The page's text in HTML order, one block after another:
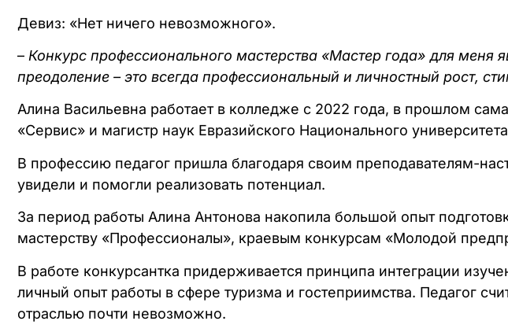
Девиз: «Нет ничего невозможного».
– Конкурс профессионального мастерства «Мастер года» для меня
преодоление – это всегда профессиональный и личностный рост,
Алина Васильевна работает в колледже с 2022 года, в прошлом
«Сервис» и магистр наук Евразийского Национального
В профессию педагог пришла благодаря своим преподавателям-
увидели и помогли реализовать потенциал.
За период работы Алина Антонова накопила большой опыт
мастерству «Профессионалы», краевым конкурсам «Молодой
В работе конкурсантка придерживается принципа интеграции
личный опыт работы в сфере туризма и гостеприимства. Педагог
отраслью почти невозможно.